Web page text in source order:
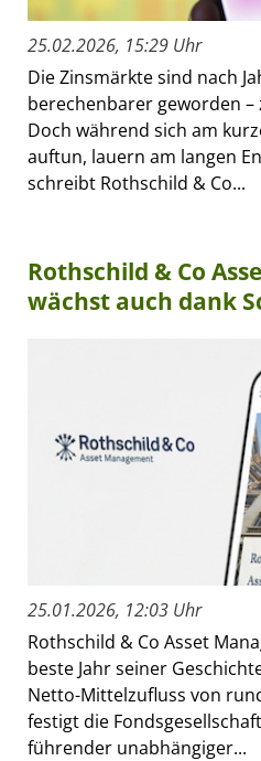
25.02.2026, 15:29 Uhr
Die Zinsmärkte sind nach
berechenbarer geworden
Doch während sich am
auftun, lauern am langen
schreibt Rothschild & Co...
Rothschild & Co
wächst auch dank
25.01.2026, 12:03 Uhr
Rothschild & Co Asset
beste Jahr seiner
Netto-Mittelzufluss von
festigt die
führender unabhängiger...